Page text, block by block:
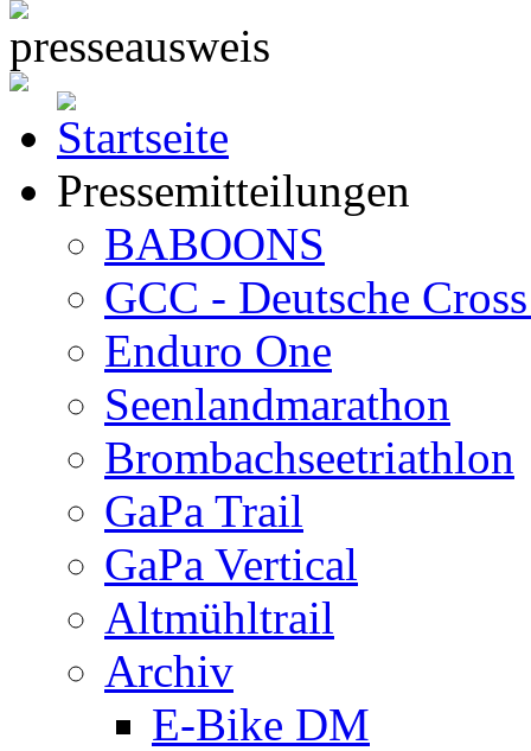
Pressemitteilungen
BABOONS
GCC - Deutsche
Enduro One
Seenlandmarathon
Brombachseetriathlon
GaPa Trail
GaPa Vertical
Altmühltrail
Archiv
E-Bike DM